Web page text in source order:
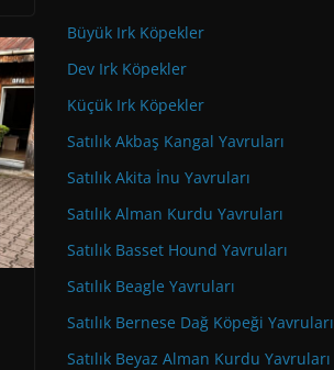
Büyük Irk Köpekler
Dev Irk Köpekler
Küçük Irk Köpekler
Satılık Akbaş Kangal Yavruları
Satılık Akita İnu Yavruları
Satılık Alman Kurdu Yavruları
Satılık Basset Hound Yavruları
Satılık Beagle Yavruları
Satılık Bernese Dağ Köpeği Yavruları
Satılık Beyaz Alman Kurdu Yavruları